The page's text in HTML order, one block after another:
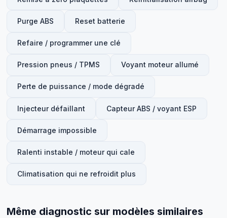
Purge ABS Reset batterie
Refaire / programmer une clé
Pression pneus / TPMS Voyant moteur allumé
Perte de puissance / mode dégradé
Injecteur défaillant Capteur ABS / voyant ESP
Démarrage impossible
Ralenti instable / moteur qui cale
Climatisation qui ne refroidit plus
Même diagnostic sur modèles similaires